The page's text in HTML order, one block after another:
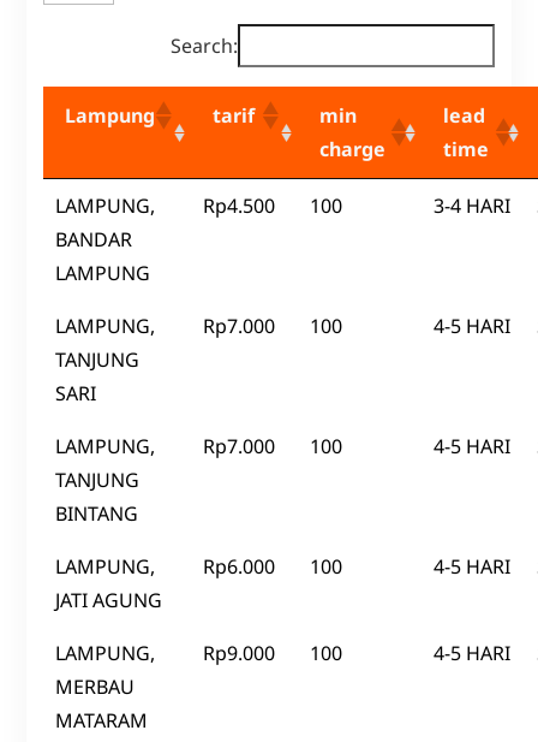
Search:
Lampung tarif
min
charge
lead
time
LAMPUNG,
BANDAR
LAMPUNG
Rp4.500 100 3-4 HARI
LAMPUNG,
TANJUNG
SARI
Rp7.000 100 4-5 HARI
LAMPUNG,
TANJUNG
BINTANG
Rp7.000 100 4-5 HARI
LAMPUNG,
JATI AGUNG
Rp6.000 100 4-5 HARI
LAMPUNG,
MERBAU
MATARAM
Rp9.000 100 4-5 HARI